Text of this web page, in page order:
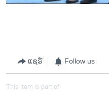
ແຊຣ໌ Follow us
This item is part of